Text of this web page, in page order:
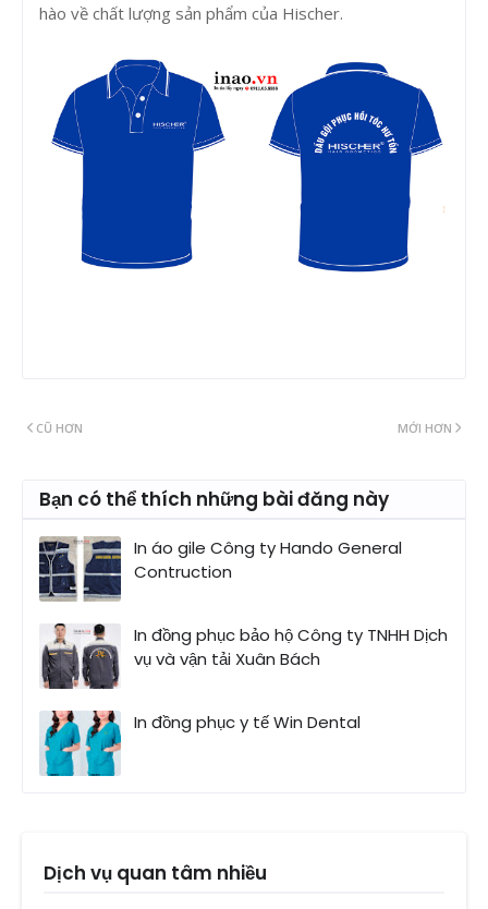
hào về chất lượng sản phẩm của Hischer.
MỚI HƠN
CŨ HƠN
Bạn có thể thích những bài đăng này
In áo gile Công ty Hando General
Contruction
In đồng phục bảo hộ Công ty TNHH Dịch
vụ và vận tải Xuân Bách
In đồng phục y tế Win Dental
Dịch vụ quan tâm nhiều